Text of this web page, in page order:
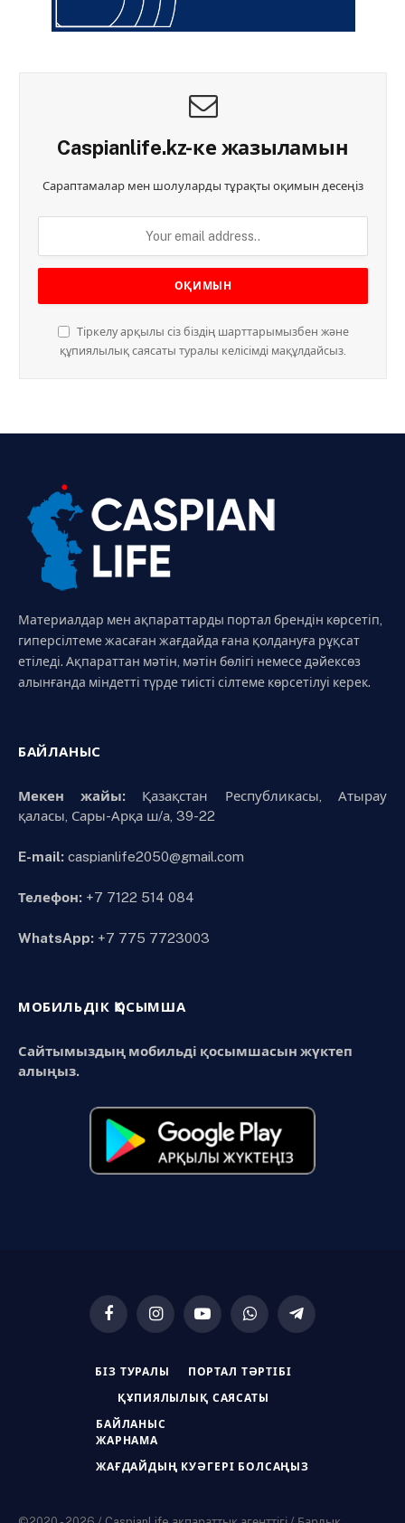
Caspianlife.kz-ке жазыламын
Сараптамалар мен шолуларды тұрақты оқимын десеңіз
Тіркелу арқылы сіз біздің шарттарымызбен және
құпиялылық саясаты туралы келісімді мақұлдайсыз.
Материалдар мен ақпараттарды портал брендін көрсетіп,
гиперсілтеме жасаған жағдайда ғана қолдануға рұқсат
етіледі. Ақпараттан мәтін, мәтін бөлігі немесе дәйексөз
алынғанда міндетті түрде тиісті сілтеме көрсетілуі керек.
БАЙЛАНЫС
Мекен жайы:Қазақстан Республикасы, Атырау
қаласы, Сары-Арқа ш/а, 39-22
E-mail: caspianlife2050@gmail.com
Телефон: +7 7122 514 084
WhatsApp: +7 775 7723003
МОБИЛЬДІК ҚОСЫМША
Сайтымыздың мобильді қосымшасын жүктеп
алыңыз.
FacebookInstagramYouTubeWhatsAppTelegram
БІЗ ТУРАЛЫ ПОРТАЛ ТӘРТІБІ
ҚҰПИЯЛЫЛЫҚ САЯСАТЫ
БАЙЛАНЫС
ЖАРНАМА
ЖАҒДАЙДЫҢ КУӘГЕРІ БОЛСАҢЫЗ